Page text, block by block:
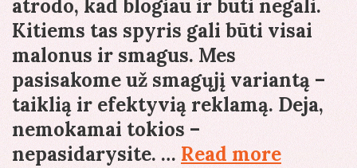
atrodo, kad blogiau ir būti negali.
Kitiems tas spyris gali būti visai
malonus ir smagus. Mes
pasisakome už smagųjį variantą –
taiklią ir efektyvią reklamą. Deja,
nemokamai tokios –
nepasidarysite. … Read more